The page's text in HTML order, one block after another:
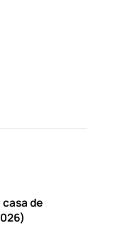
de